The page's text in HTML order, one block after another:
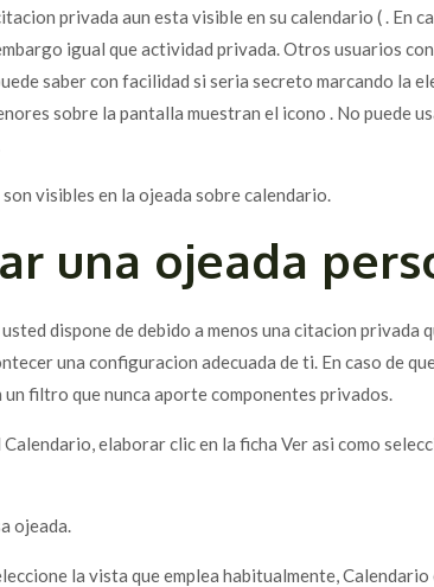
privada aun esta visible en su calendario ( . En
igual que actividad privada. Otros usuarios
saber con facilidad si seri­a secreto marcando la
sobre la pantalla muestran el icono . No puede
visibles en la ojeada sobre calendario.
una ojeada
dispone de debido a menos una citacion
una configuracion adecuada de ti. En caso de
filtro que nunca aporte componentes privados.
elaborar clic en la ficha Ver asi­ como
ojeada.
la vista que emplea habitualmente,